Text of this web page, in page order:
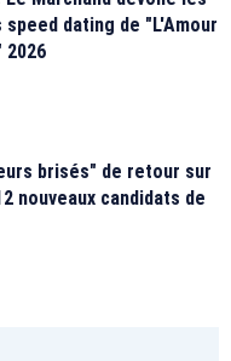
dating de "L'Amour
2026
brisés" de retour sur
nouveaux candidats de